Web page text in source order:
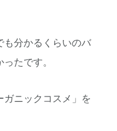
も分かるくらいのバ
たです。
ガニックコスメ」を